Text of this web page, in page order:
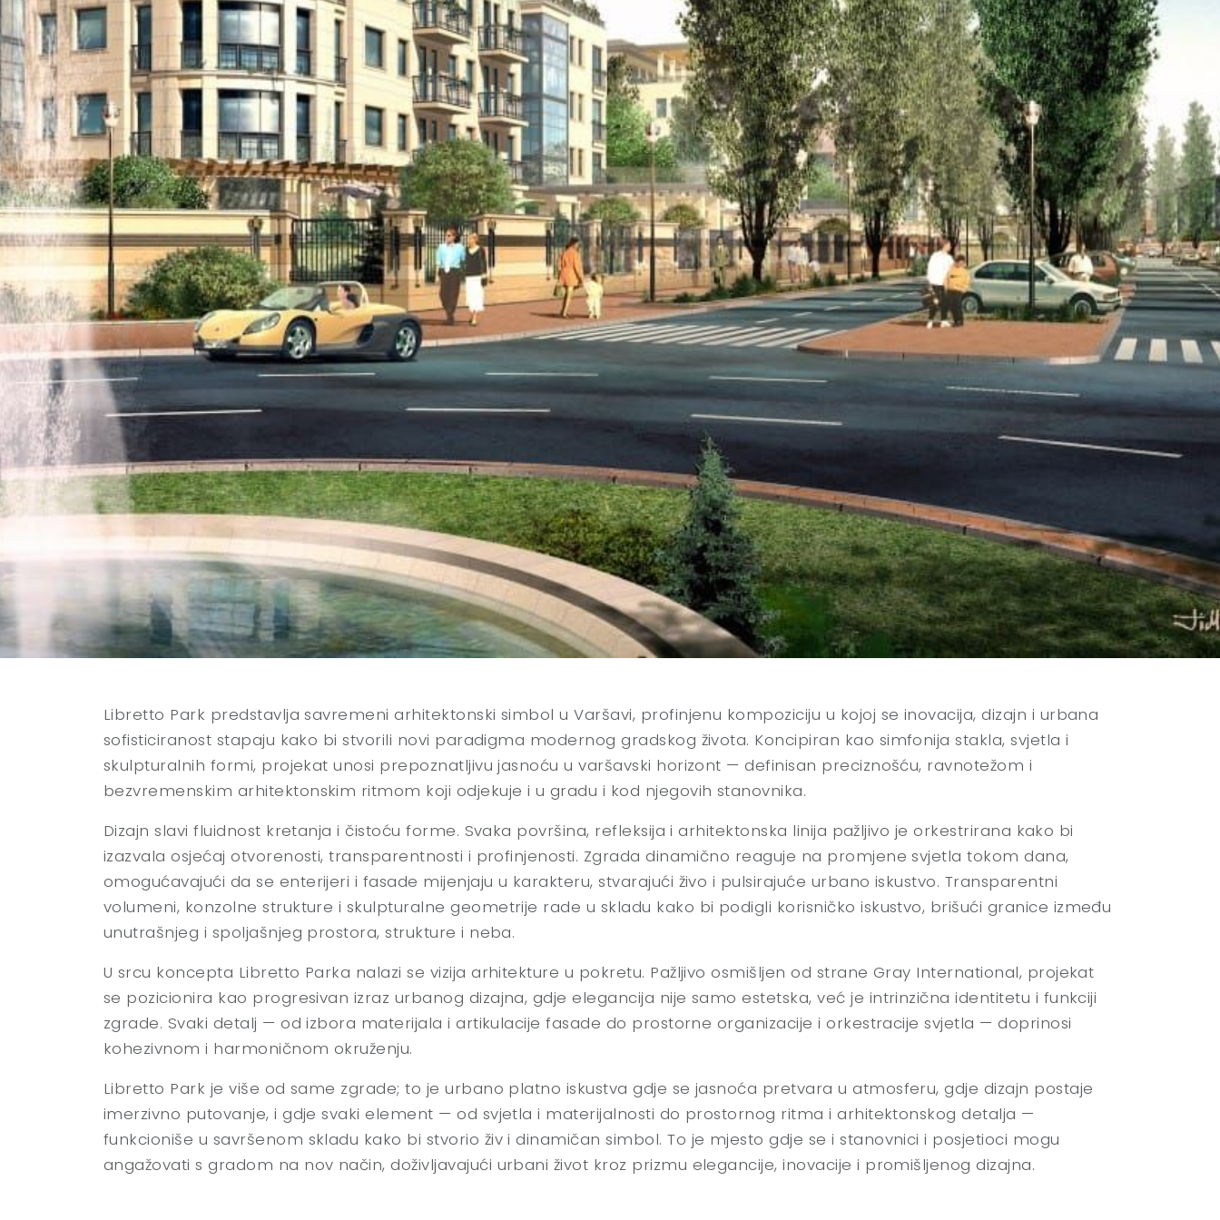
Libretto Park predstavlja savremeni arhitektonski simbol u Varšavi, profinjenu kompoziciju u kojoj se inovacija, dizajn i urbana
sofisticiranost stapaju kako bi stvorili novi paradigma modernog gradskog života. Koncipiran kao simfonija stakla, svjetla i
skulpturalnih formi, projekat unosi prepoznatljivu jasnoću u varšavski horizont — definisan preciznošću, ravnotežom i
bezvremenskim arhitektonskim ritmom koji odjekuje i u gradu i kod njegovih stanovnika.
Dizajn slavi fluidnost kretanja i čistoću forme. Svaka površina, refleksija i arhitektonska linija pažljivo je orkestrirana kako bi
izazvala osjećaj otvorenosti, transparentnosti i profinjenosti. Zgrada dinamično reaguje na promjene svjetla tokom dana,
omogućavajući da se enterijeri i fasade mijenjaju u karakteru, stvarajući živo i pulsirajuće urbano iskustvo. Transparentni
volumeni, konzolne strukture i skulpturalne geometrije rade u skladu kako bi podigli korisničko iskustvo, brišući granice između
unutrašnjeg i spoljašnjeg prostora, strukture i neba.
U srcu koncepta Libretto Parka nalazi se vizija arhitekture u pokretu. Pažljivo osmišljen od strane Gray International, projekat
se pozicionira kao progresivan izraz urbanog dizajna, gdje elegancija nije samo estetska, već je intrinzična identitetu i funkciji
zgrade. Svaki detalj — od izbora materijala i artikulacije fasade do prostorne organizacije i orkestracije svjetla — doprinosi
kohezivnom i harmoničnom okruženju.
Libretto Park je više od same zgrade; to je urbano platno iskustva gdje se jasnoća pretvara u atmosferu, gdje dizajn postaje
imerzivno putovanje, i gdje svaki element — od svjetla i materijalnosti do prostornog ritma i arhitektonskog detalja —
funkcioniše u savršenom skladu kako bi stvorio živ i dinamičan simbol. To je mjesto gdje se i stanovnici i posjetioci mogu
angažovati s gradom na nov način, doživljavajući urbani život kroz prizmu elegancije, inovacije i promišljenog dizajna.